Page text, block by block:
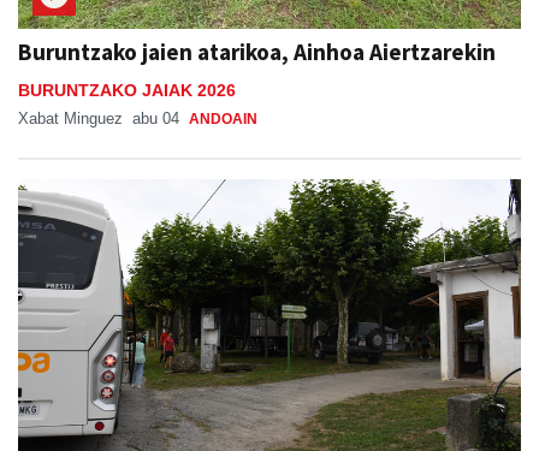
Buruntzako jaien atarikoa, Ainhoa Aiertzarekin
BURUNTZAKO JAIAK 2026
Xabat Minguez abu 04 ANDOAIN